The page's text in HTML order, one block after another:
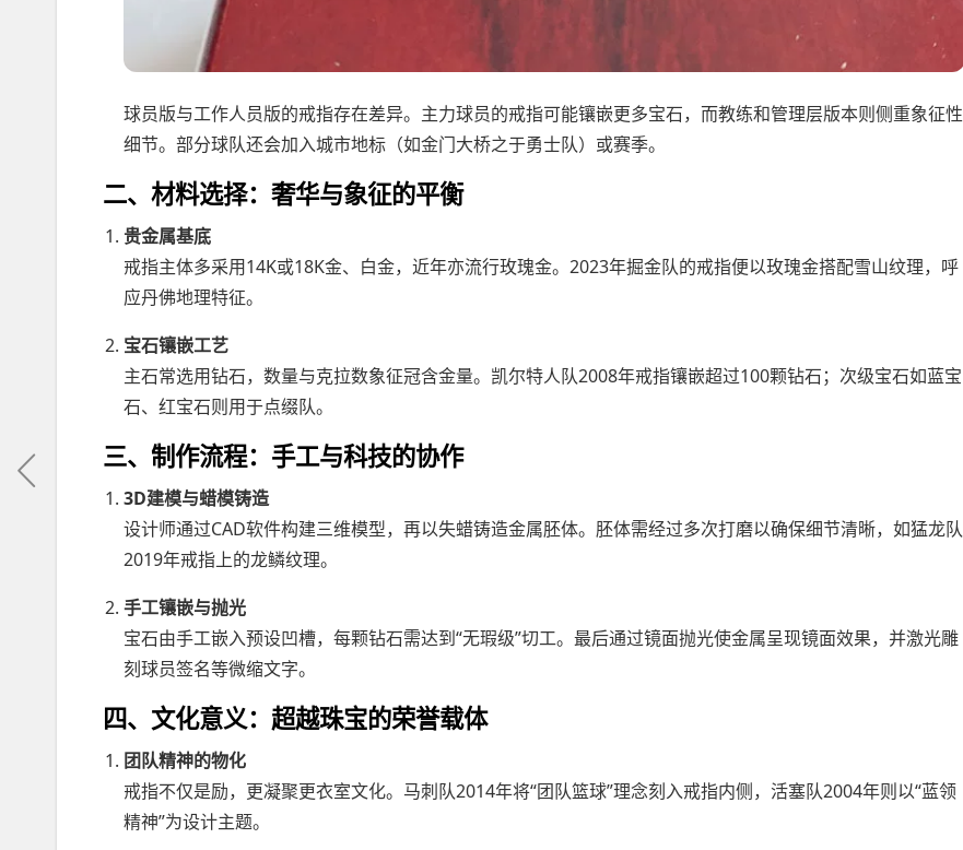
球员版与工作人员版的戒指存在差异。主力球员的戒指可能镶嵌更多宝石，而教练和管理层版本则侧重象征性
细节。部分球队还会加入城市地标（如金门大桥之于勇士队）或赛季。
二、材料选择：奢华与象征的平衡
贵金属基底
戒指主体多采用14K或18K金、白金，近年亦流行玫瑰金。2023年掘金队的戒指便以玫瑰金搭配雪山纹理，呼
应丹佛地理特征。
宝石镶嵌工艺
主石常选用钻石，数量与克拉数象征冠含金量。凯尔特人队2008年戒指镶嵌超过100颗钻石；次级宝石如蓝宝
石、红宝石则用于点缀队。
三、制作流程：手工与科技的协作
3D建模与蜡模铸造
设计师通过CAD软件构建三维模型，再以失蜡铸造金属胚体。胚体需经过多次打磨以确保细节清晰，如猛龙队
2019年戒指上的龙鳞纹理。
手工镶嵌与抛光
宝石由手工嵌入预设凹槽，每颗钻石需达到“无瑕级”切工。最后通过镜面抛光使金属呈现镜面效果，并激光雕
刻球员签名等微缩文字。
四、文化意义：超越珠宝的荣誉载体
团队精神的物化
戒指不仅是励，更凝聚更衣室文化。马刺队2014年将“团队篮球”理念刻入戒指内侧，活塞队2004年则以“蓝领
精神”为设计主题。